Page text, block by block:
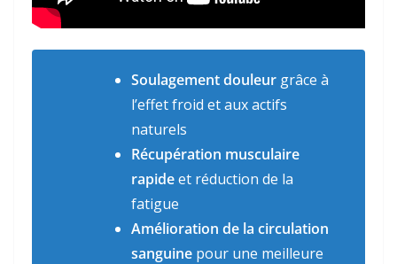
Soulagement douleur grâce à
l’effet froid et aux actifs
naturels
Récupération musculaire
rapideet réduction de la
fatigue
Amélioration de la circulation
sanguine pour une meilleure